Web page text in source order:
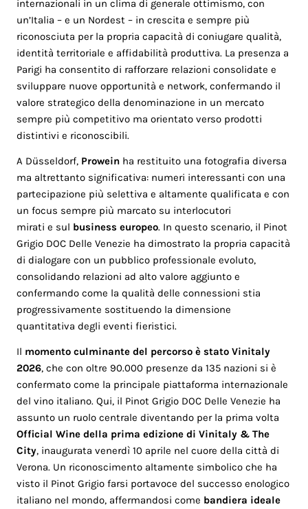
internazionali in un clima di generale ottimismo, con
un’Italia – e un Nordest – in crescita e sempre più
riconosciuta per la propria capacità di coniugare qualità,
identità territoriale e affidabilità produttiva. La presenza a
Parigi ha consentito di rafforzare relazioni consolidate e
sviluppare nuove opportunità e network, confermando il
valore strategico della denominazione in un mercato
sempre più competitivo ma orientato verso prodotti
distintivi e riconoscibili.
A Düsseldorf, Prowein ha restituito una fotografia diversa
ma altrettanto significativa: numeri interessanti con una
partecipazione più selettiva e altamente qualificata e con
un focus sempre più marcato su interlocutori
mirati e sul business europeo. In questo scenario, il Pinot
Grigio DOC Delle Venezie ha dimostrato la propria capacità
di dialogare con un pubblico professionale evoluto,
consolidando relazioni ad alto valore aggiunto e
confermando come la qualità delle connessioni stia
progressivamente sostituendo la dimensione
quantitativa degli eventi fieristici.
Il momento culminante del percorso è stato Vinitaly
2026, che con oltre 90.000 presenze da 135 nazioni si è
confermato come la principale piattaforma internazionale
del vino italiano. Qui, il Pinot Grigio DOC Delle Venezie ha
assunto un ruolo centrale diventando per la prima volta
Official Wine della prima edizione di Vinitaly & The
City, inaugurata venerdì 10 aprile nel cuore della città di
Verona. Un riconoscimento altamente simbolico che ha
visto il Pinot Grigio farsi portavoce del successo enologico
italiano nel mondo, affermandosi come bandiera ideale